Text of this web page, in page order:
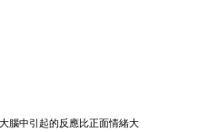
腦中引起的反應比正面情緒大